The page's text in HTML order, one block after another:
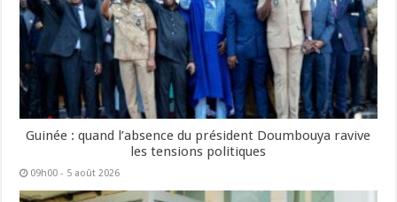
Guinée : quand l’absence du président Doumbouya ravive
les tensions politiques
09h00 - 5 août 2026